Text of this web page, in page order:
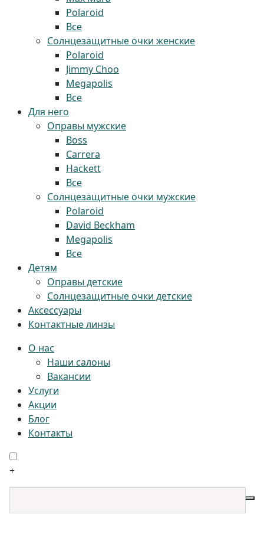
Polaroid
Все
Солнцезащитные очки женские
Polaroid
Jimmy Choo
Megapolis
Все
Для него
Оправы мужские
Boss
Carrera
Hackett
Все
Солнцезащитные очки мужские
Polaroid
David Beckham
Megapolis
Все
Детям
Оправы детские
Солнцезащитные очки детские
Аксессуары
Контактные линзы
О нас
Наши салоны
Вакансии
Услуги
Акции
Блог
Контакты
+